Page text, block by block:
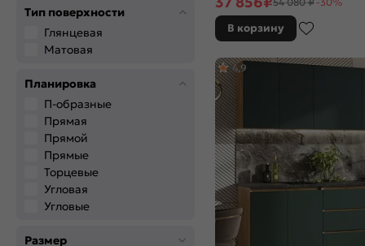
Голубой
Дерево
Желтый
Зелёный
Золото
Коричневый
Красный
Оранжевый
Розовый
Тип поверхности
Глянцевая
Матовая
Планировка
П-образные
Прямая
Прямой
Прямые
Торцевые
Угловая
Угловые
Размер
В корзину
4,9